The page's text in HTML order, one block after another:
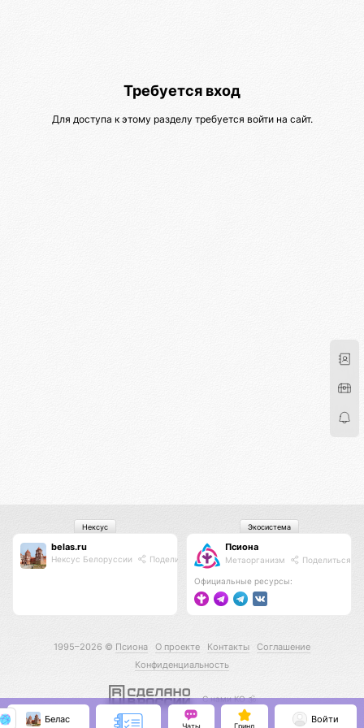
Требуется вход
Для доступа к этому разделу требуется войти на сайт.
belas.ru
Нексус Белоруссии Поделиться
Нексус
Псиона
Метаорганизм Поделиться
Официальные ресурсы:
Экосистема
1995–2026 © Псиона О проекте Контакты
Соглашение
Конфиденциальность
С нами КО 🕉️
Белас
Чаты Гринд
Войти